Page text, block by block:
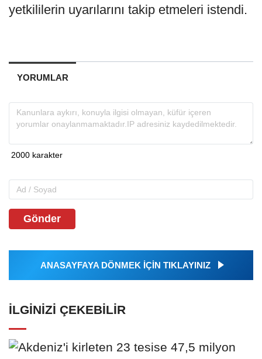
yetkililerin uyarılarını takip etmeleri istendi.
YORUMLAR
Gönder
ANASAYFAYA DÖNMEK İÇİN TIKLAYINIZ
İLGINIZI ÇEKEBILIR